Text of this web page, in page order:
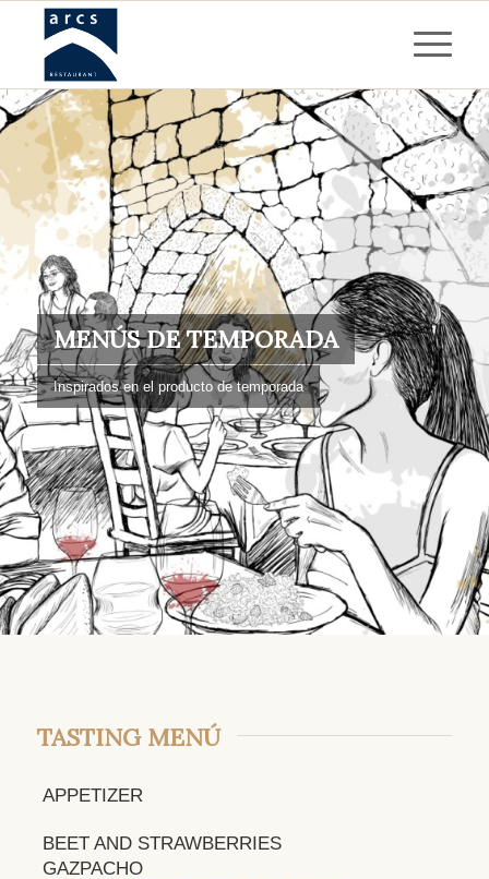
MENÚS DE TEMPORADA
Inspirados en el producto de temporada
TASTING MENÚ
APPETIZER
BEET AND STRAWBERRIES
GAZPACHO